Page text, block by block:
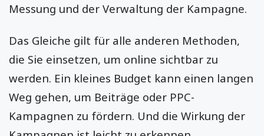
Messung und der Verwaltung der Kampagne.
Das Gleiche gilt für alle anderen Methoden,
die Sie einsetzen, um online sichtbar zu
werden. Ein kleines Budget kann einen langen
Weg gehen, um Beiträge oder PPC-
Kampagnen zu fördern. Und die Wirkung der